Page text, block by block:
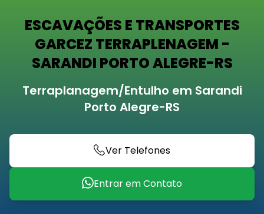
ESCAVAÇÕES E TRANSPORTES
GARCEZ TERRAPLENAGEM -
SARANDI PORTO ALEGRE-RS
Terraplanagem/Entulho em Sarandi
Porto Alegre-RS
Ver Telefones
Entrar em Contato